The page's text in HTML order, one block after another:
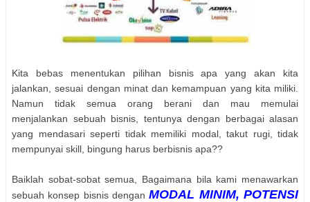
Kita bebas menentukan pilihan bisnis apa yang akan kita
jalankan, sesuai dengan minat dan kemampuan yang kita miliki.
Namun tidak semua orang berani dan mau memulai
menjalankan sebuah bisnis, tentunya dengan berbagai alasan
yang mendasari seperti tidak memiliki modal, takut rugi, tidak
mempunyai skill, bingung harus berbisnis apa??
Baiklah sobat-sobat semua, Bagaimana bila kami menawarkan
sebuah konsep bisnis denganMODAL MINIM, POTENSI